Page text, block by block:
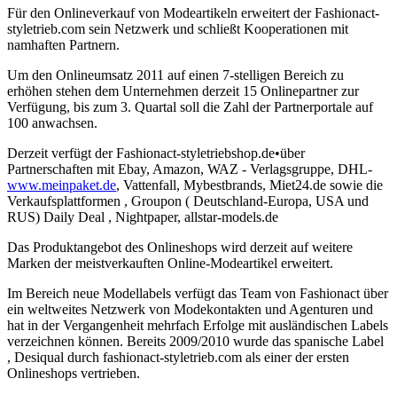
Für den Onlineverkauf von Modeartikeln erweitert der Fashionact-
styletrieb.com sein Netzwerk und schließt Kooperationen mit
namhaften Partnern.
Um den Onlineumsatz 2011 auf einen 7-stelligen Bereich zu
erhöhen stehen dem Unternehmen derzeit 15 Onlinepartner zur
Verfügung, bis zum 3. Quartal soll die Zahl der Partnerportale auf
100 anwachsen.
Derzeit verfügt der Fashionact-styletriebshop.de•über
Partnerschaften mit Ebay, Amazon, WAZ - Verlagsgruppe, DHL-
www.meinpaket.de, Vattenfall, Mybestbrands, Miet24.de sowie die
Verkaufsplattformen , Groupon ( Deutschland-Europa, USA und
RUS) Daily Deal , Nightpaper, allstar-models.de
Das Produktangebot des Onlineshops wird derzeit auf weitere
Marken der meistverkauften Online-Modeartikel erweitert.
Im Bereich neue Modellabels verfügt das Team von Fashionact über
ein weltweites Netzwerk von Modekontakten und Agenturen und
hat in der Vergangenheit mehrfach Erfolge mit ausländischen Labels
verzeichnen können. Bereits 2009/2010 wurde das spanische Label
, Desiqual durch fashionact-styletrieb.com als einer der ersten
Onlineshops vertrieben.